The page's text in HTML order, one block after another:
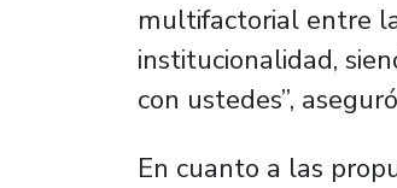
multifactorial entre
institucionalidad,
con ustedes”,
En cuanto a las